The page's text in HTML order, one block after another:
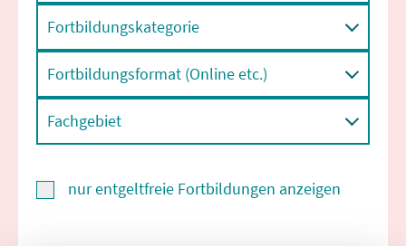
Fortbildungskategorie
Fortbildungsformat (Online etc.)
Fachgebiet
nur entgeltfreie Fortbildungen anzeigen